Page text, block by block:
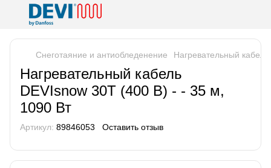
Снеготаяние и антиобледенение Нагревательный
Нагревательный кабель
DEVIsnow 30T (400 В) - - 35 м,
1090 Вт
Артикул: 89846053 Оставить отзыв